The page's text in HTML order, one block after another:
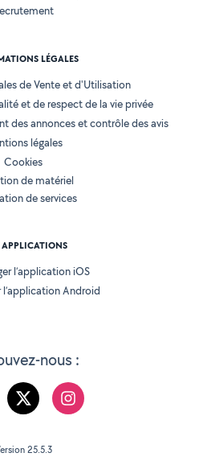
nous :
LÉGALES
de Vente et d'Utilisation
et de respect de la vie privée
des annonces et contrôle des avis
légales
Cookies
de matériel
de services
APPLICATIONS
l’application iOS
l’application Android
25.5.3